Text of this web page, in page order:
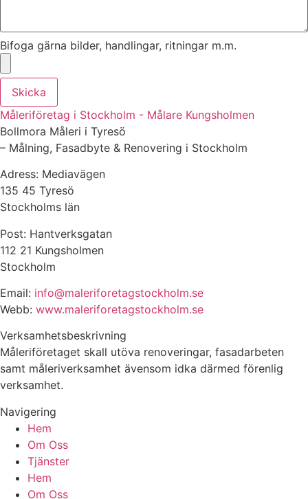
Bifoga gärna bilder, handlingar, ritningar m.m.
Skicka
Måleriföretag i Stockholm - Målare Kungsholmen
Bollmora Måleri i Tyresö
– Målning, Fasadbyte & Renovering i Stockholm
Adress: Mediavägen
135 45 Tyresö
Stockholms län
Post: Hantverksgatan
112 21 Kungsholmen
Stockholm
Email: info@maleriforetagstockholm.se
Webb: www.maleriforetagstockholm.se
Verksamhetsbeskrivning
Måleriföretaget skall utöva renoveringar, fasadarbeten
samt måleriverksamhet ävensom idka därmed förenlig
verksamhet.
Navigering
Hem
Om Oss
Tjänster
Hem
Om Oss